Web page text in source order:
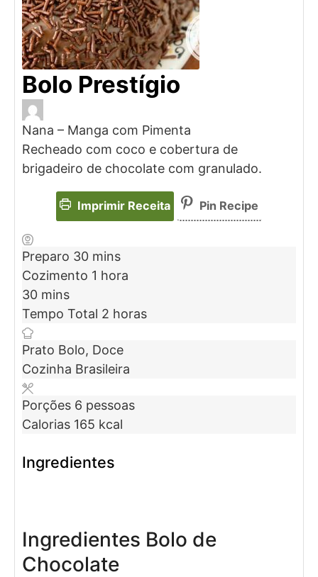
Bolo Prestígio
Nana – Manga com Pimenta
Recheado com coco e cobertura de
brigadeiro de chocolate com granulado.
Imprimir Receita Pin Recipe
Preparo 30 mins
Cozimento 1 hora
30 mins
Tempo Total 2 horas
Prato Bolo, Doce
Cozinha Brasileira
Porções 6 pessoas
Calorias 165 kcal
Ingredientes
Ingredientes Bolo de
Chocolate